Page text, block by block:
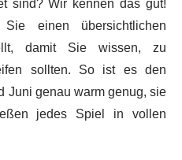
sind? Wir kennen das gut!
einen übersichtlichen
damit Sie wissen, zu
sollten. So ist es den
Juni genau warm genug, sie
jedes Spiel in vollen